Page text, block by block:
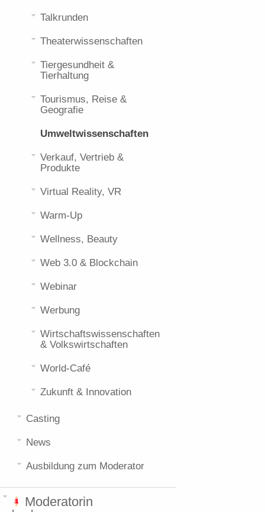
Talkrunden
Theaterwissenschaften
Tiergesundheit &
Tierhaltung
Tourismus, Reise &
Geografie
Umweltwissenschaften
Verkauf, Vertrieb &
Produkte
Virtual Reality, VR
Warm-Up
Wellness, Beauty
Web 3.0 & Blockchain
Webinar
Werbung
Wirtschaftswissenschaften
& Volkswirtschaften
World-Café
Zukunft & Innovation
Casting
News
Ausbildung zum Moderator
Moderatorin